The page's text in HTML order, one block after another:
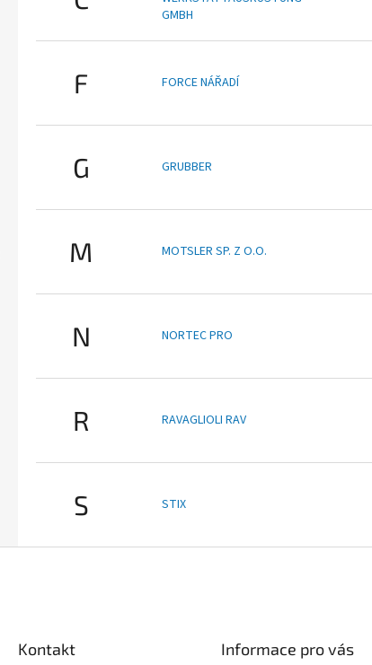
GMBH
F FORCE NÁŘADÍ
G GRUBBER
M MOTSLER SP. Z O.O.
N NORTEC PRO
R RAVAGLIOLI RAV
S STIX
Kontakt Informace pro vás